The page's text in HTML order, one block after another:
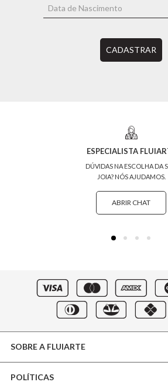
CADASTRAR
ESPECIALISTA
DÚVIDAS NA ESCOLHA DA
JOIA? NÓS AJUDAMOS.
ABRIR CHAT
SOBRE A FLUIARTE
THE WORLD OF FLUIARTE
POLÍTICAS